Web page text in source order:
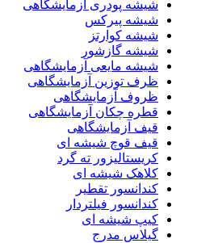
شیشه پودری آزمایشگاهی
شیشه پیرکس
شیشه کوارتز
شیشه گازشور
شیشه مایعی آزمایشگاهی
ظرف توزین آزمایشگاهی
ظروف آزمایشگاهی
قطره چکان آزمایشگاهی
قیف آزمایشگاهی
قیف قوچ شیشه ای
کریستالیزور ته گرد
کلاهک شیشه ای
کندانسور تقطیر
کندانسور فیلتردار
کیپ شیشه ای
گیلاس مدرج